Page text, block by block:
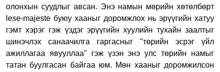
олонхын суудлыг авсан. Энэ намын мөрийн хөтөлбөрт
lese-majeste буюу хааныг доромжлох нь эрүүгийн хатуу
гэмт хэрэг гэж үздэг эрүүгийн хуулийн тухайн заалтыг
шинэчлэх санаачилга гаргасныг "төрийн эсрэг үйл
ажиллагаа явууллаа" гэж үзэн энэ улс төрийн намыг
татан буулгасан байгаа юм. Мөн хааныг доромжилсон